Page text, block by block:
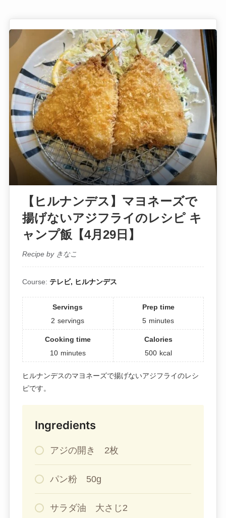
【ヒルナンデス】マヨネーズで
揚げないアジフライのレシピ キ
ャンプ飯【4月29日】
Recipe by きなこ
Course: テレビ, ヒルナンデス
Servings
2 servings
Prep time
5 minutes
Cooking time
10 minutes
Calories
500 kcal
ヒルナンデスのマヨネーズで揚げないアジフライのレシ
ピです。
Ingredients
アジの開き 2枚
パン粉 50g
サラダ油 大さじ2